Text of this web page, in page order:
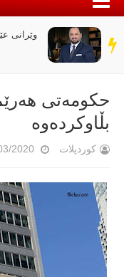
سەر
دێڕ
وێرانی
حكومەتی
بڵاوكردەوە
کوردپلات 5/03/2020